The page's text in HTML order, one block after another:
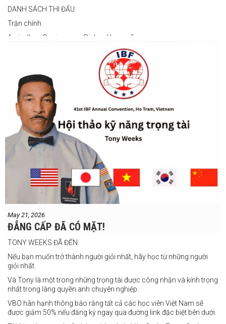
DANH SÁCH THI ĐẤU:
Trận chính
Arvin Jhon Paciones vs Richard Laspoña
Zyvyr John Medecilo vs Tatsuro Nakashima
Junny Bugas vs Jeven Villacite
Claire Villarosa vs Felipe Tiempo
Các trận undercard
Jeff Santos vs Miller Alapormina
Yuga Ozaki vs Jonathan Refugio
Wesley Caga vs Sandy Volante
Ricson Hanginan vs Harry Omac
Salvador Gajana vs Wendel Babasol
Cherry Mae Rosas vs Charimae Salvador
Daniel Balois vs Sherwin Andes
Vincent Siordia vs Kresler Tenorio
Jeffer Rhoy Mendoza vs Eranio Pisador
Mikko Camingawan vs Rovick Embuscado
Meredy Michael vs Aisah Alico
Ian Carl Muyso vs Marvin Zamora
May 21, 2026
ĐẲNG CẤP ĐÃ CÓ MẶT!
TONY WEEKS ĐÃ ĐẾN.
Nếu bạn muốn trở thành người giỏi nhất, hãy học từ những người
giỏi nhất.
Và Tony là một trong những trọng tài được công nhận và kính trọng
nhất trong làng quyền anh chuyên nghiệp.
VBO hân hạnh thông báo rằng tất cả các học viên Việt Nam sẽ
được giảm 50% nếu đăng ký ngay qua đường link đặc biệt bên dưới.